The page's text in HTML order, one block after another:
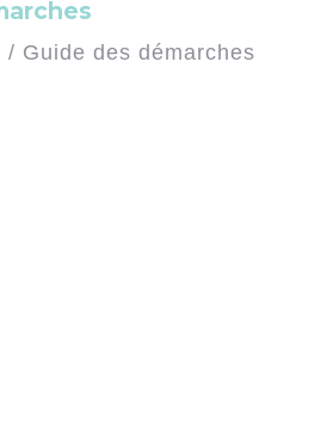
/ Guide des démarches